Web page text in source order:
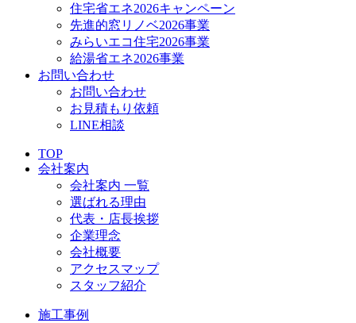
住宅省エネ2026キャンペーン
先進的窓リノベ2026事業
みらいエコ住宅2026事業
給湯省エネ2026事業
お問い合わせ
お問い合わせ
お見積もり依頼
LINE相談
TOP
会社案内
会社案内 一覧
選ばれる理由
代表・店長挨拶
企業理念
会社概要
アクセスマップ
スタッフ紹介
施工事例